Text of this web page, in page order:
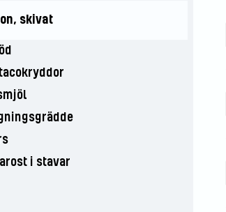
skivat
i stavar